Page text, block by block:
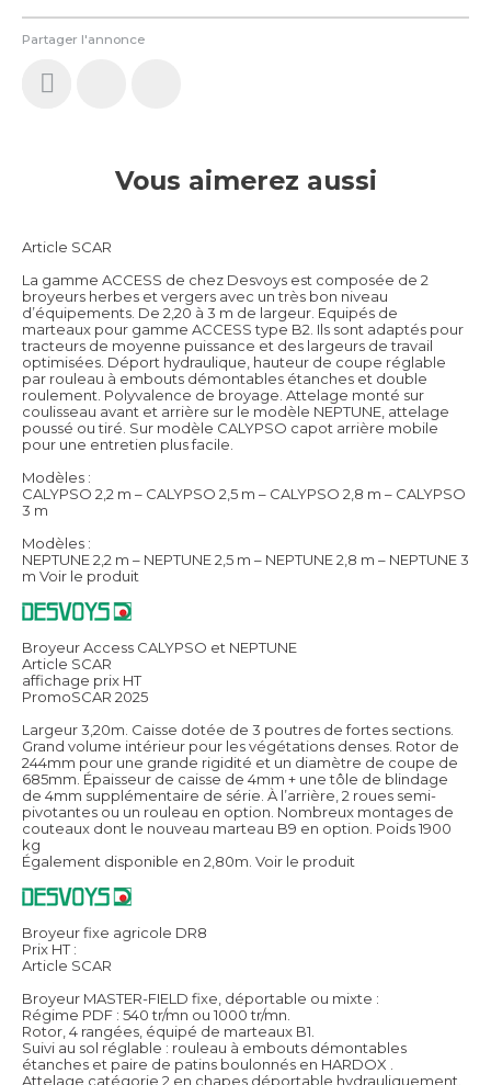
Partager l'annonce
Vous aimerez aussi
Article SCAR
La gamme ACCESS de chez Desvoys est composée de 2
broyeurs herbes et vergers avec un très bon niveau
d’équipements. De 2,20 à 3 m de largeur. Equipés de
marteaux pour gamme ACCESS type B2. Ils sont adaptés pour
tracteurs de moyenne puissance et des largeurs de travail
optimisées. Déport hydraulique, hauteur de coupe réglable
par rouleau à embouts démontables étanches et double
roulement. Polyvalence de broyage. Attelage monté sur
coulisseau avant et arrière sur le modèle NEPTUNE, attelage
poussé ou tiré. Sur modèle CALYPSO capot arrière mobile
pour une entretien plus facile.
Modèles :
CALYPSO 2,2 m – CALYPSO 2,5 m – CALYPSO 2,8 m – CALYPSO
3 m
Modèles :
NEPTUNE 2,2 m – NEPTUNE 2,5 m – NEPTUNE 2,8 m – NEPTUNE 3
m Voir le produit
Broyeur Access CALYPSO et NEPTUNE
Article SCAR
affichage prix HT
PromoSCAR 2025
Largeur 3,20m. Caisse dotée de 3 poutres de fortes sections.
Grand volume intérieur pour les végétations denses. Rotor de
244mm pour une grande rigidité et un diamètre de coupe de
685mm. Épaisseur de caisse de 4mm + une tôle de blindage
de 4mm supplémentaire de série. À l’arrière, 2 roues semi-
pivotantes ou un rouleau en option. Nombreux montages de
couteaux dont le nouveau marteau B9 en option. Poids 1900
kg
Également disponible en 2,80m. Voir le produit
Broyeur fixe agricole DR8
Prix HT :
Article SCAR
Broyeur MASTER-FIELD fixe, déportable ou mixte :
Régime PDF : 540 tr/mn ou 1000 tr/mn.
Rotor, 4 rangées, équipé de marteaux B1.
Suivi au sol réglable : rouleau à embouts démontables
étanches et paire de patins boulonnés en HARDOX .
Attelage catégorie 2 en chapes déportable hydrauliquement.